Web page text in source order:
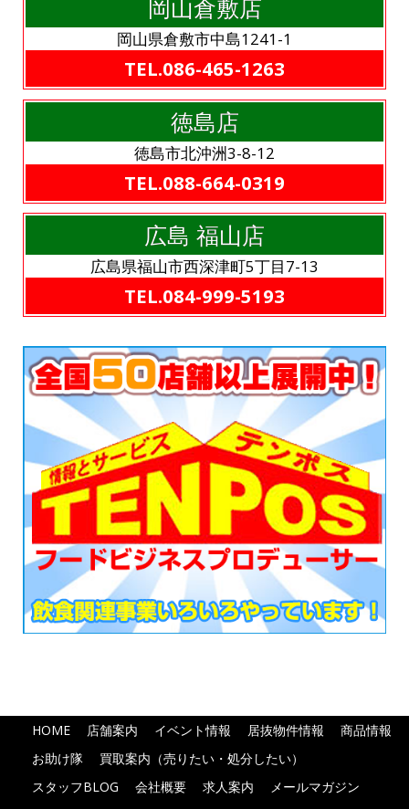
岡山倉敷店
岡山県倉敷市中島1241-1
TEL.086-465-1263
徳島店
徳島市北沖洲3-8-12
TEL.088-664-0319
広島 福山店
広島県福山市西深津町5丁目7-13
TEL.084-999-5193
HOME 店舗案内 イベント情報 居抜物件情報
商品情報
お助け隊
買取案内（売りたい・処分したい）
スタッフBLOG
会社概要 求人案内
メールマガジン